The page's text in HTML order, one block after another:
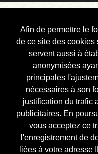
Afin de permettre le
de ce site des cookies
servent aussi à
anonymisées
principales
nécessaires à son
justification du trafic
publicitaires. En
vous acceptez ce
l'enregistrement de
liées à votre adresse
Courbis, «
Blog Officiel
Bienvenue
Réalisations
Divers (et d’été)
Annonces
Liens externes